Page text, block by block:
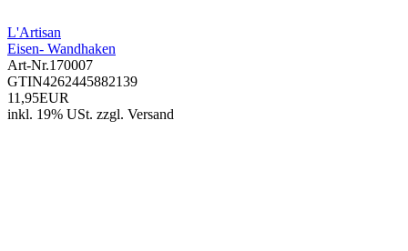
L'Artisan
Eisen- Wandhaken
Art-Nr.170007
GTIN4262445882139
11,95EUR
inkl. 19% USt. zzgl. Versand